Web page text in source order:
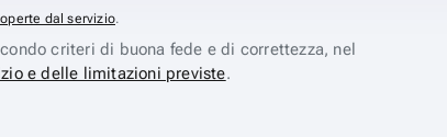
dal servizio.
criteri di buona fede e di correttezza, nel
e delle limitazioni previste.